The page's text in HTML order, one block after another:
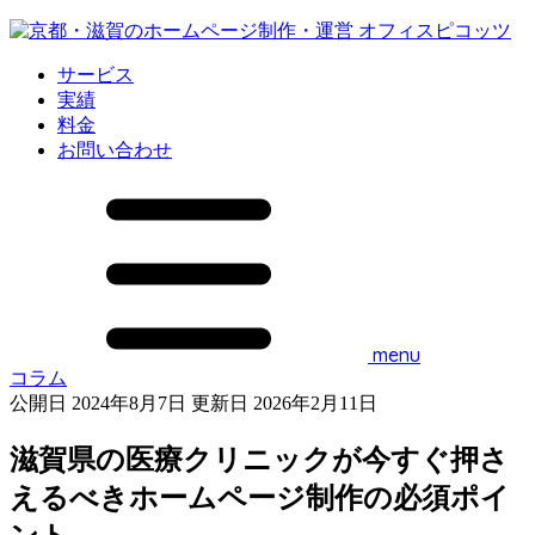
サービス
実績
料金
お問い合わせ
menu
コラム
公開日 2024年8月7日 更新日 2026年2月11日
滋賀県の医療クリニックが今すぐ押さ
えるべきホームページ制作の必須ポイ